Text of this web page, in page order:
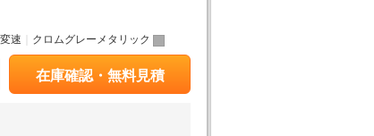
速 クロムグレーメタリック
在庫確認・無料見積